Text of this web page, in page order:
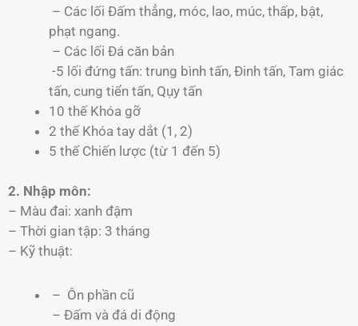
– Các lối Ðấm thẳng, móc, lao, múc, thấp, bật,
phạt ngang.
– Các lối Ðá căn bản
-5 lối đứng tấn: trung bình tấn, Ðinh tấn, Tam giác
tấn, cung tiển tấn, Qụy tấn
10 thế Khóa gỡ
2 thế Khóa tay dắt (1, 2)
5 thế Chiến lược (từ 1 đến 5)
2. Nhập môn:
– Màu đai: xanh đậm
– Thời gian tập: 3 tháng
– Kỹ thuật:
– Ôn phần cũ
– Ðấm và đá di động